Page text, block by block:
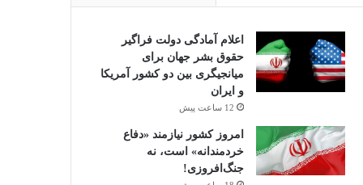
اعلام آمادگی دولت فراگیر
حقوق بشر جهان برای
میانجیگری بین دو کشور آمریکا
و ایران
12 ساعت پیش
امروز کشور نیازمند «دفاع
خردمندانه» است، نه
جنگ‌افروزی!